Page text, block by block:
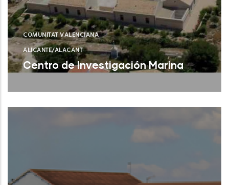
COMUNITAT VALENCIANA
ALICANTE/ALACANT
Centro de Investigación Marina
Santa Pola (Alicante)